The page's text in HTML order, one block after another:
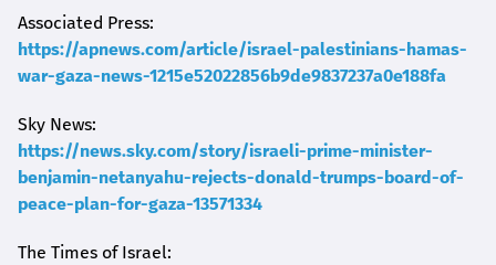
Associated Press:
https://apnews.com/article/israel-palestinians-hamas-
war-gaza-news-1215e52022856b9de9837237a0e188fa
Sky News:
https://news.sky.com/story/israeli-prime-minister-
benjamin-netanyahu-rejects-donald-trumps-board-of-
peace-plan-for-gaza-13571334
The Times of Israel: